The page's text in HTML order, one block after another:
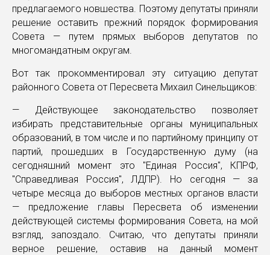
предлагаемого новшества. Поэтому депутаты приняли
решение оставить прежний порядок формирования
Совета — путем прямых выборов депутатов по
многомандатным округам.
Вот так прокомментировал эту ситуацию депутат
районного Совета от Пересвета Михаил Синельщиков:
— Действующее законодательство позволяет
избирать представительные органы муниципальных
образований, в том числе и по партийному принципу от
партий, прошедших в Государственную думу (на
сегодняшний момент это "Единая Россия", КПРФ,
"Справедливая Россия", ЛДПР). Но сегодня — за
четыре месяца до выборов местных органов власти
— предложение главы Пересвета об изменении
действующей системы формирования Совета, на мой
взгляд, запоздало. Считаю, что депутаты приняли
верное решение, оставив на данный момент